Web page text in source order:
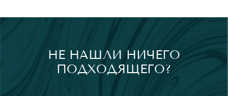
НЕ НАШЛИ НИЧЕГО
ПОДХОДЯЩЕГО?